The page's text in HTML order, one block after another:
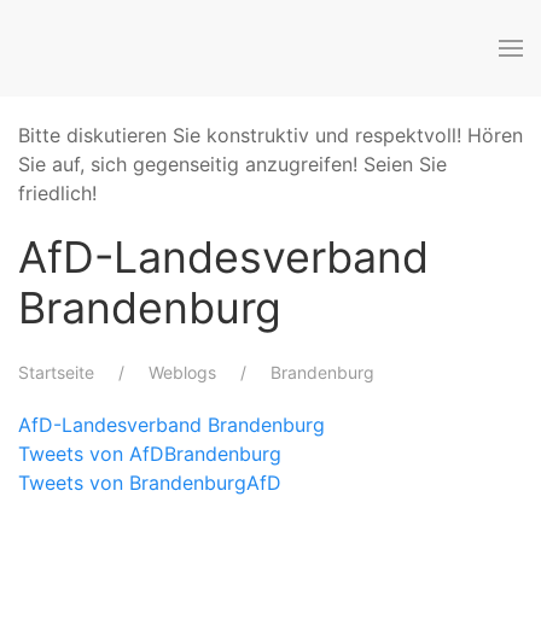
Bitte diskutieren Sie konstruktiv und respektvoll! Hören
Sie auf, sich gegenseitig anzugreifen! Seien Sie
friedlich!
AfD-Landesverband
Brandenburg
Startseite Weblogs Brandenburg
AfD-Landesverband Brandenburg
Tweets von AfDBrandenburg
Tweets von BrandenburgAfD